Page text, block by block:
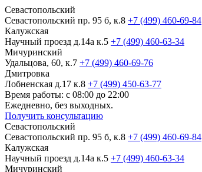
Севастопольский
Севастопольский пр. 95 б, к.8 +7 (499) 460-69-84
Калужская
Научный проезд д.14а к.5 +7 (499) 460-63-34
Мичуринский
Удальцова, 60, к.7 +7 (499) 460-69-76
Дмитровка
Лобненская д.17 к.8 +7 (499) 450-63-77
Время работы: с 08:00 до 22:00
Ежедневно, без выходных.
Получить консультацию
Севастопольский
Севастопольский пр. 95 б, к.8 +7 (499) 460-69-84
Калужская
Научный проезд д.14а к.5 +7 (499) 460-63-34
Мичуринский